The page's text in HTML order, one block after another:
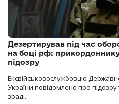
Дезертирував під час
на боці рф:
підозру
Ексвійськовослужбовцю
України повідомлено про
зраді.